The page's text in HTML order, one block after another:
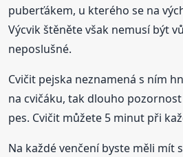
puberťákem, u kterého se na
Výcvik štěněte však nemusí být
neposlušné.
Cvičit pejska neznamená s ním
na cvičáku, tak dlouho
pes. Cvičit můžete 5 minut při
Na každé venčení byste měli mít